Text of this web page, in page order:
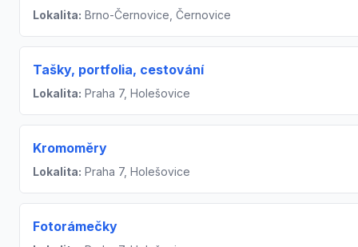
Lokalita: Brno-Černovice, Černovice
Tašky, portfolia, cestování
Lokalita: Praha 7, Holešovice
Kromoměry
Lokalita: Praha 7, Holešovice
Fotorámečky